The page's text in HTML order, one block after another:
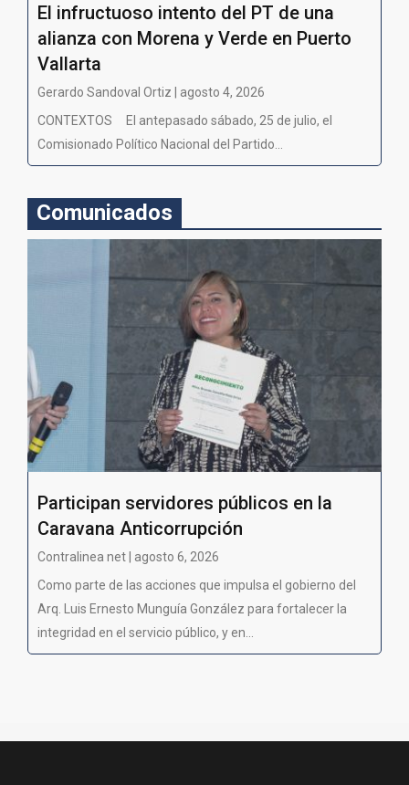
El infructuoso intento del PT de una
alianza con Morena y Verde en Puerto
Vallarta
Gerardo Sandoval Ortiz | agosto 4, 2026
CONTEXTOS El antepasado sábado, 25 de julio, el
Comisionado Político Nacional del Partido...
Comunicados
Participan servidores públicos en la
Caravana Anticorrupción
Contralinea net | agosto 6, 2026
Como parte de las acciones que impulsa el gobierno del
Arq. Luis Ernesto Munguía González para fortalecer la
integridad en el servicio público, y en...